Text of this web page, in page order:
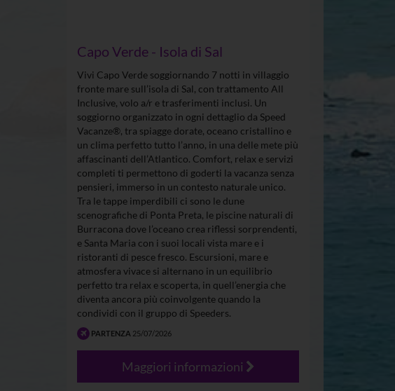
Capo Verde - Isola di Sal
Vivi Capo Verde soggiornando 7 notti in villaggio
fronte mare sull’isola di Sal, con trattamento All
Inclusive, volo a/r e trasferimenti inclusi. Un
soggiorno organizzato in ogni dettaglio da Speed
Vacanze®, tra spiagge dorate, oceano cristallino e
un clima perfetto tutto l’anno, in una delle mete più
affascinanti dell’Atlantico. Comfort, relax e servizi
completi ti permettono di goderti la vacanza senza
pensieri, immerso in un contesto naturale unico.
Tra le tappe imperdibili ci sono le dune
scenografiche di Ponta Preta, le piscine naturali di
Burracona dove l’oceano crea riflessi sorprendenti,
e Santa Maria con i suoi locali vista mare e i
ristoranti di pesce fresco. Escursioni, mare e
atmosfera vivace si alternano in un equilibrio
perfetto tra relax e scoperta, in quell’energia che
diventa ancora più coinvolgente quando la
condividi con il gruppo di Speeders.
PARTENZA 25/07/2026
Maggiori informazioni